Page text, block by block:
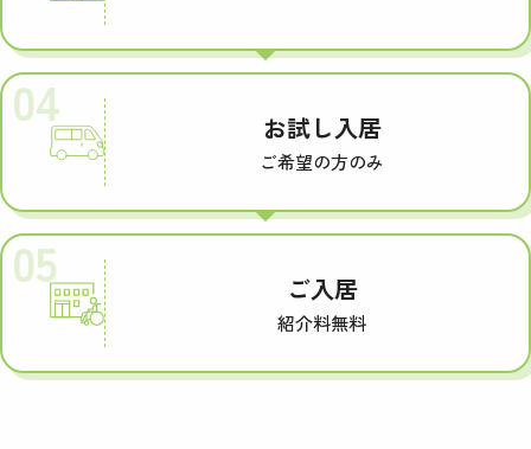
04 お試し入居
ご希望の方のみ
05 ご入居
紹介料無料